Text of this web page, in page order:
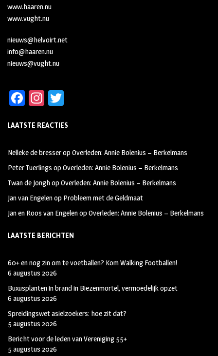
www.haaren.nu
www.vught.nu
nieuws@helvoirt.net
info@haaren.nu
nieuws@vught.nu
Fa
b
oo
k
In
ag
m
tt
LAATSTE REACTIES
Nelleke de bresseropOverleden: Annie Bolenius – Berkelmans
Peter Tuerlings opOverleden: Annie Bolenius – Berkelmans
Twan de JonghopOverleden: Annie Bolenius – Berkelmans
Jan van Engelenop Probleem met de Geldmaat
Jan en Roos van EngelenopOverleden: Annie Bolenius – Berkelmans
LAATSTE BERICHTEN
60+ en nog zin om te voetballen? Kom Walking Footballen!
6 augustus 2026
Buxusplanten in brand in Biezenmortel, vermoedelijk opzet
6 augustus 2026
Spreidingswet asielzoekers: hoe zit dat?
5 augustus 2026
Bericht voor de leden van Vereniging 55+
5 augustus 2026